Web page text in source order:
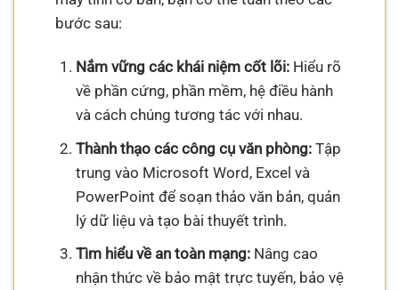
bước sau:
Nắm vững các khái niệm cốt lõi:Hiểu rõ
về phần cứng, phần mềm, hệ điều hành
và cách chúng tương tác với nhau.
Thành thạo các công cụ văn phòng:Tập
trung vào Microsoft Word, Excel và
PowerPoint để soạn thảo văn bản, quản
lý dữ liệu và tạo bài thuyết trình.
Tìm hiểu về an toàn mạng:Nâng cao
nhận thức về bảo mật trực tuyến, bảo vệ